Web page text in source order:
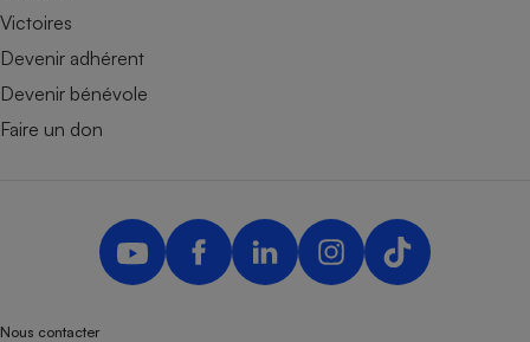
Victoires
Devenir adhérent
Devenir bénévole
Faire un don
Nous contacter